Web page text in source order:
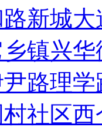
新城大
镇兴华
路理学
村社区西